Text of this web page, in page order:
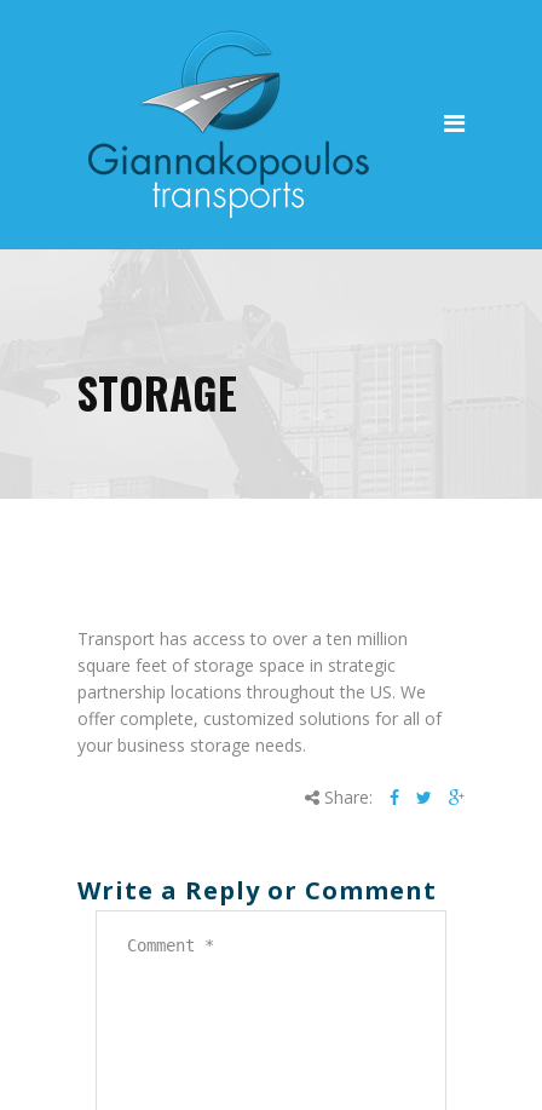
STORAGE
Transport has access to over a ten million
square feet of storage space in strategic
partnership locations throughout the US. We
offer complete, customized solutions for all of
your business storage needs.
Share:
Write a Reply or Comment